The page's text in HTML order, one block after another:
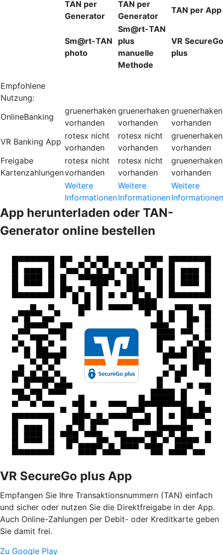
TAN per
Generator
TAN per
Generator
TAN per App
Sm@rt-TAN
photo
Sm@rt-TAN
plus
manuelle
Methode
VR SecureGo
plus
Empfohlene
Nutzung:
OnlineBanking
gruenerhaken
vorhanden
gruenerhaken
vorhanden
gruenerhaken
vorhanden
VR Banking App
rotesx nicht
vorhanden
rotesx nicht
vorhanden
gruenerhaken
vorhanden
Freigabe
Kartenzahlungen
rotesx nicht
vorhanden
rotesx nicht
vorhanden
gruenerhaken
vorhanden
Weitere
Informationen
Weitere
Informationen
Weitere
Informationen
App herunterladen oder TAN-
Generator online bestellen
VR SecureGo plus App
Empfangen Sie Ihre Transaktionsnummern (TAN) einfach
und sicher oder nutzen Sie die Direktfreigabe in der App.
Auch Online-Zahlungen per Debit- oder Kreditkarte geben
Sie damit frei.
Zu Google Play